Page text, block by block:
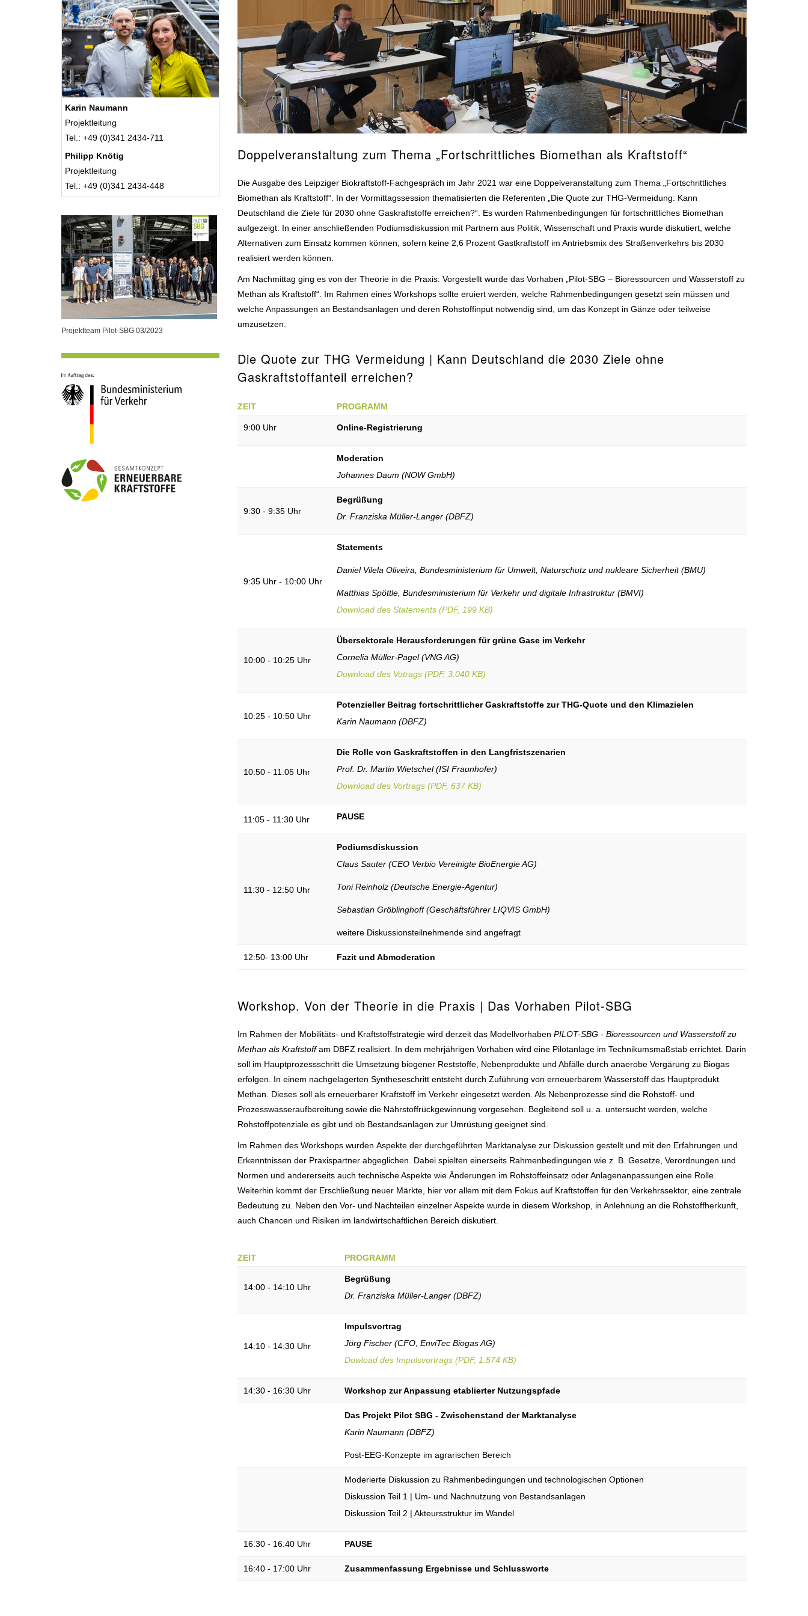
Doppelveranstaltung zum Thema „Fortschrittliches Biomethan als Kraftstoff“
Die Ausgabe des Leipziger Biokraftstoff-Fachgespräch im Jahr 2021 war eine Doppelveranstaltung zum Thema „Fortschrittliches
Biomethan als Kraftstoff“. In der Vormittagssession thematisierten die Referenten „Die Quote zur THG-Vermeidung: Kann
Deutschland die Ziele für 2030 ohne Gaskraftstoffe erreichen?“. Es wurden Rahmenbedingungen für fortschrittliches Biomethan
aufgezeigt. In einer anschließenden Podiumsdiskussion mit Partnern aus Politik, Wissenschaft und Praxis wurde diskutiert, welche
Alternativen zum Einsatz kommen können, sofern keine 2,6 Prozent Gastkraftstoff im Antriebsmix des Straßenverkehrs bis 2030
realisiert werden können.
Am Nachmittag ging es von der Theorie in die Praxis: Vorgestellt wurde das Vorhaben „Pilot-SBG – Bioressourcen und Wasserstoff zu
Methan als Kraftstoff“. Im Rahmen eines Workshops sollte eruiert werden, welche Rahmenbedingungen gesetzt sein müssen und
welche Anpassungen an Bestandsanlagen und deren Rohstoffinput notwendig sind, um das Konzept in Gänze oder teilweise
umzusetzen.
Die Quote zur THG Vermeidung | Kann Deutschland die 2030 Ziele ohne
Gaskraftstoffanteil erreichen?
ZEIT PROGRAMM
9:00 Uhr Online-Registrierung
Moderation
Johannes Daum (NOW GmbH)
9:30 - 9:35 Uhr
Begrüßung
Dr. Franziska Müller-Langer (DBFZ)
9:35 Uhr - 10:00 Uhr
Statements
Daniel Vilela Oliveira, Bundesministerium für Umwelt, Naturschutz und nukleare Sicherheit (BMU)
Matthias Spöttle, Bundesministerium für Verkehr und digitale Infrastruktur (BMVI)
Download des Statements (PDF, 199 KB)
10:00 - 10:25 Uhr
Übersektorale Herausforderungen für grüne Gase im Verkehr
Cornelia Müller-Pagel (VNG AG)
Download des Votrags (PDF, 3.040 KB)
10:25 - 10:50 Uhr
Potenzieller Beitrag fortschrittlicher Gaskraftstoffe zur THG-Quote und den Klimazielen
Karin Naumann (DBFZ)
10:50 - 11:05 Uhr
Die Rolle von Gaskraftstoffen in den Langfristszenarien
Prof. Dr. Martin Wietschel (ISI Fraunhofer)
Download des Vortrags (PDF, 637 KB)
11:05 - 11:30 Uhr PAUSE
11:30 - 12:50 Uhr
Podiumsdiskussion
Claus Sauter (CEO Verbio Vereinigte BioEnergie AG)
Toni Reinholz (Deutsche Energie-Agentur)
Sebastian Gröblinghoff (Geschäftsführer LIQVIS GmbH)
weitere Diskussionsteilnehmende sind angefragt
12:50- 13:00 Uhr Fazit und Abmoderation
Workshop. Von der Theorie in die Praxis | Das Vorhaben Pilot-SBG
Im Rahmen der Mobilitäts- und Kraftstoffstrategie wird derzeit das Modellvorhaben PILOT-SBG - Bioressourcen und Wasserstoff zu
Methan als Kraftstoffam DBFZ realisiert. In dem mehrjährigen Vorhaben wird eine Pilotanlage im Technikumsmaßstab errichtet. Darin
soll im Hauptprozessschritt die Umsetzung biogener Reststoffe, Nebenprodukte und Abfälle durch anaerobe Vergärung zu Biogas
erfolgen. In einem nachgelagerten Syntheseschritt entsteht durch Zuführung von erneuerbarem Wasserstoff das Hauptprodukt
Methan. Dieses soll als erneuerbarer Kraftstoff im Verkehr eingesetzt werden. Als Nebenprozesse sind die Rohstoff- und
Prozesswasseraufbereitung sowie die Nährstoffrückgewinnung vorgesehen. Begleitend soll u. a. untersucht werden, welche
Rohstoffpotenziale es gibt und ob Bestandsanlagen zur Umrüstung geeignet sind.
Im Rahmen des Workshops wurden Aspekte der durchgeführten Marktanalyse zur Diskussion gestellt und mit den Erfahrungen und
Erkenntnissen der Praxispartner abgeglichen. Dabei spielten einerseits Rahmenbedingungen wie z. B. Gesetze, Verordnungen und
Normen und andererseits auch technische Aspekte wie Änderungen im Rohstoffeinsatz oder Anlagenanpassungen eine Rolle.
Weiterhin kommt der Erschließung neuer Märkte, hier vor allem mit dem Fokus auf Kraftstoffen für den Verkehrssektor, eine zentrale
Bedeutung zu. Neben den Vor- und Nachteilen einzelner Aspekte wurde in diesem Workshop, in Anlehnung an die Rohstoffherkunft,
auch Chancen und Risiken im landwirtschaftlichen Bereich diskutiert.
ZEIT PROGRAMM
14:00 - 14:10 Uhr
Begrüßung
Dr. Franziska Müller-Langer (DBFZ)
14:10 - 14:30 Uhr
Impulsvortrag
Jörg Fischer (CFO, EnviTec Biogas AG)
Dowload des Impulsvortrags (PDF, 1.574 KB)
14:30 - 16:30 Uhr Workshop zur Anpassung etablierter Nutzungspfade
Das Projekt Pilot SBG - Zwischenstand der Marktanalyse
Karin Naumann (DBFZ)
Post-EEG-Konzepte im agrarischen Bereich
Moderierte Diskussion zu Rahmenbedingungen und technologischen Optionen
Diskussion Teil 1 | Um- und Nachnutzung von Bestandsanlagen
Diskussion Teil 2 | Akteursstruktur im Wandel
16:30 - 16:40 Uhr PAUSE
16:40 - 17:00 Uhr Zusammenfassung Ergebnisse und Schlussworte
Karin Naumann
Projektleitung
Tel.: +49 (0)341 2434-711
Philipp Knötig
Projektleitung
Tel.: +49 (0)341 2434-448
Projektteam Pilot-SBG 03/2023